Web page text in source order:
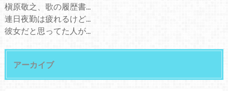
槇原敬之、歌の履歴書...
連日夜勤は疲れるけど...
彼女だと思ってた人が...
アーカイブ